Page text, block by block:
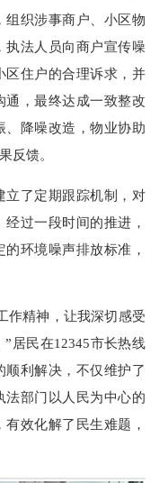
组织涉事商户、小区物
执法人员向商户宣传噪
区住户的合理诉求，并
通，最终达成一致整改
、降噪改造，物业协助
反馈。
了定期跟踪机制，对
过一段时间的推进，
环境噪声排放标准，
精神，让我深切感受
居民在12345市长热线
利解决，不仅维护了
法部门以人民为中心的
效化解了民生难题，